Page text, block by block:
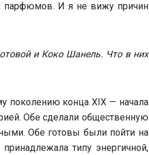
парфюмов. И я не вижу причин
и Коко Шанель. Что в них
поколению конца XIX — начала
Обе сделали общественную
Обе готовы были пойти на
типу энергичной,